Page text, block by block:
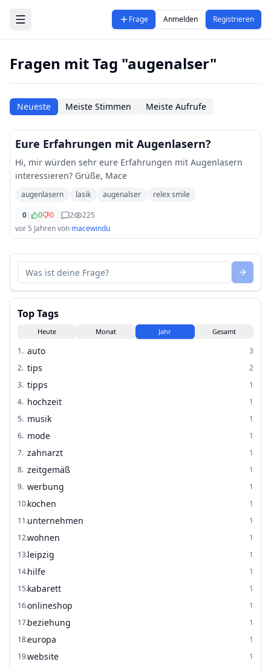
Zum Hauptinhalt springen
Frage Anmelden Registrieren
Fragen mit Tag "augenalser"
Neueste Meiste Stimmen Meiste Aufrufe
Eure Erfahrungen mit Augenlasern?
Hi, mir würden sehr eure Erfahrungen mit Augenlasern
interessieren? Grüße, Mace
augenlasern lasik augenalser
relex smile
0| 0 0 2
225
vor 5 Jahrenvon macewindu
Top Tags
Heute Monat Jahr Gesamt
1. auto
3
2. tips
2
3. tipps
1
4. hochzeit
1
5. musik
1
6. mode
1
7. zahnarzt
1
8. zeitgemäß
1
9. werbung
1
10.kochen
1
11.unternehmen
1
12.wohnen
1
13.leipzig
1
14.hilfe
1
15.kabarett
1
16.onlineshop
1
17.beziehung
1
18.europa
1
19.website
1